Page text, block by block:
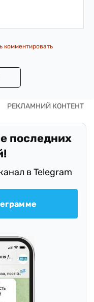
комментировать
последних
в Telegram